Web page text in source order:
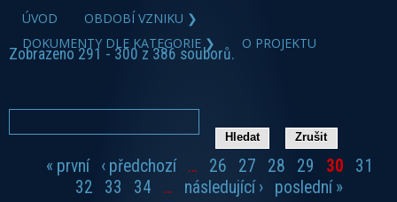
ÚVOD
OBDOBÍ VZNIKU ❯
DOKUMENTY DLE KATEGORIE ❯
O PROJEKTU
Zobrazeno 291 - 300 z 386 souborů.
Stránky
« první ‹ předchozí … 26 27 28 29 30
31
32
33 34 … následující ›
poslední »